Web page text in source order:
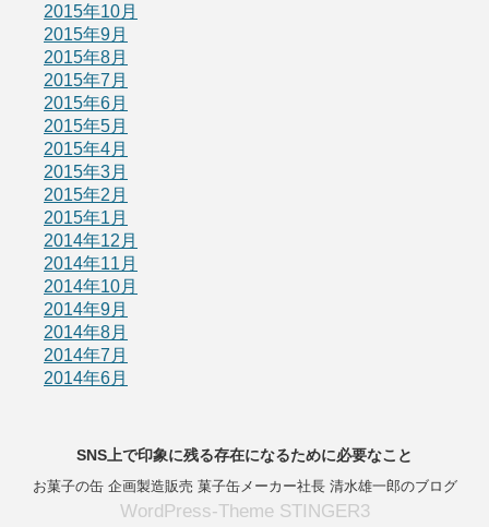
2015年10月
2015年9月
2015年8月
2015年7月
2015年6月
2015年5月
2015年4月
2015年3月
2015年2月
2015年1月
2014年12月
2014年11月
2014年10月
2014年9月
2014年8月
2014年7月
2014年6月
SNS上で印象に残る存在になるために必要なこと
お菓子の缶 企画製造販売 菓子缶メーカー社長 清水雄一郎のブログ
WordPress-Theme STINGER3